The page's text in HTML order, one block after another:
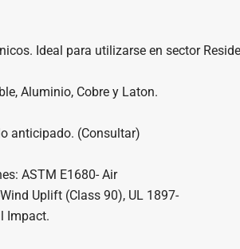
Ideal para utilizarse en sector
Aluminio, Cobre y Laton.
anticipado. (Consultar)
ASTM E1680- Air
Uplift (Class 90), UL 1897-
Impact.